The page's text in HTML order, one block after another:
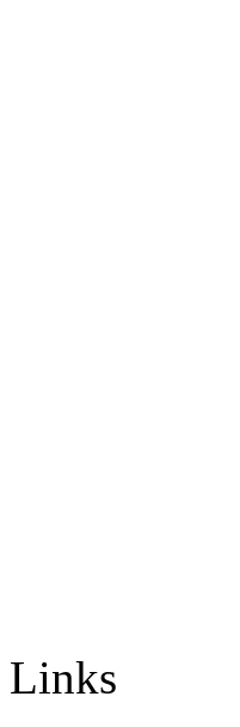
Links